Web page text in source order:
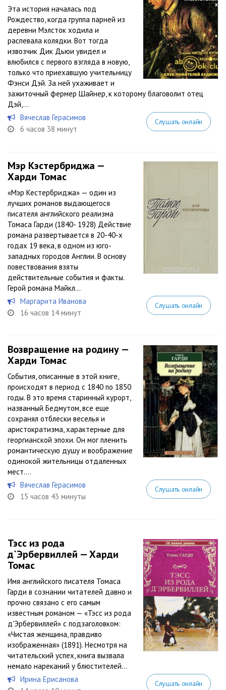
Эта история началась под
Рождество, когда группа парней из
деревни Мэлсток ходила и
распевала колядки. Вот тогда
извозчик Дик Дьюи увидел и
влюбился с первого взгляда в новую,
только что приехавшую учительницу
Фэнси Дэй. За ней ухаживает и
зажиточный фермер Шайнер, к которому благоволит отец
Дэй,...
Вячеслав Герасимов
6 часов 38 минут
Слушать онлайн
Мэр Кэстербриджа —
Харди Томас
«Мэр Кестербриджа» — один из
лучших романов выдающегося
писателя английского реализма
Томаса Гарди (1840- 1928) Действие
романа развертывается в 20-40-х
годах 19 века, в одном из юго-
западных городов Англии. В основу
повествования взяты
действительные события и факты.
Герой романа Майкл...
Маргарита Иванова
16 часов 14 минут
Слушать онлайн
Возвращение на родину —
Харди Томас
События, описанные в этой книге,
происходят в период с 1840 по 1850
годы. В это время старинный курорт,
названный Бедмутом, все еще
сохранял отблески веселья и
аристократизма, характерные для
георгианской эпохи. Он мог пленить
романтическую душу и воображение
одинокой жительницы отдаленных
мест....
Вячеслав Герасимов
15 часов 43 минуты
Слушать онлайн
Тэсс из рода
д`Эрбервиллей — Харди
Томас
Имя английского писателя Томаса
Гарди в сознании читателей давно и
прочно связано с его самым
известным романом — «Тэсс из рода
д'Эрбервиллей» с подзаголовком:
«Чистая женщина, правдиво
изображенная» (1891). Несмотря на
читательский успех, книга вызвала
немало нареканий у блюстителей...
Ирина Ерисанова
Слушать онлайн